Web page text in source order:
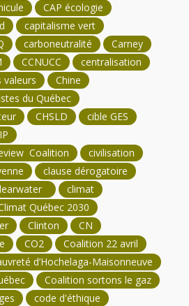
CAP écologie
capitalisme vert
carboneutralité
Carney
CCNUCC
centralisation
valeurs
Chine
du Québec
CHSLD
cible GES
Coalition
civilisation
clause dérogatoire
climat
Québec 2030
Clinton
CN
CO2
Coalition 22 avril
d’Hochelaga-Maisonneuve
Coalition sortons le gaz
code d'éthique